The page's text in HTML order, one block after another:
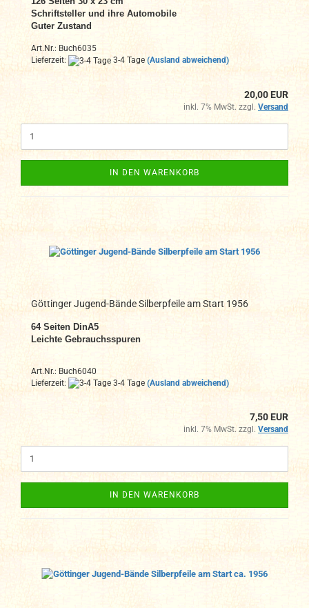
Schriftsteller und ihre Automobile
Guter Zustand
Art.Nr.: Buch6035
Lieferzeit:
3-4 Tage (Ausland abweichend)
20,00 EUR
inkl. 7% MwSt. zzgl. Versand
IN DEN WARENKORB
Göttinger Jugend-Bände Silberpfeile am Start 1956
64 Seiten DinA5
Leichte Gebrauchsspuren
Art.Nr.: Buch6040
Lieferzeit:
3-4 Tage (Ausland abweichend)
7,50 EUR
inkl. 7% MwSt. zzgl. Versand
IN DEN WARENKORB